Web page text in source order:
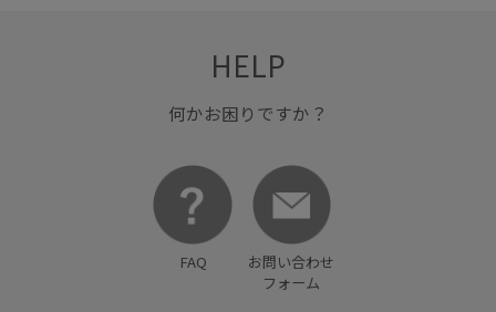
HELP
何かお困りですか？
FAQ
お問い合わせ
フォーム